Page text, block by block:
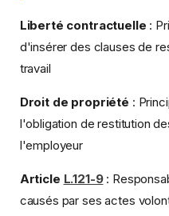
Liberté contractuelle :
d'insérer des clauses de
travail
Droit de propriété :
l'obligation de restitution
l'employeur
Article L.121-9:
causés par ses actes